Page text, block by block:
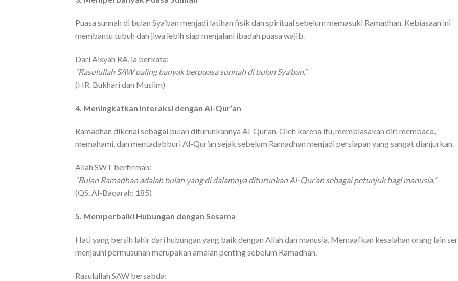
Puasa sunnah di bulan Sya’ban menjadi latihan fisik dan spiritual sebelum memasuki Ramadhan. Kebiasaan ini
membantu tubuh dan jiwa lebih siap menjalani ibadah puasa wajib.
Dari Aisyah RA, ia berkata:
“Rasulullah SAW paling banyak berpuasa sunnah di bulan Sya’ban.”
(HR. Bukhari dan Muslim)
4. Meningkatkan Interaksi dengan Al-Qur’an
Ramadhan dikenal sebagai bulan diturunkannya Al-Qur’an. Oleh karena itu, membiasakan diri membaca,
memahami, dan mentadabburi Al-Qur’an sejak sebelum Ramadhan menjadi persiapan yang sangat dianjurkan.
Allah SWT berfirman:
“Bulan Ramadhan adalah bulan yang di dalamnya diturunkan Al-Qur’an sebagai petunjuk bagi manusia.”
(QS. Al-Baqarah: 185)
5. Memperbaiki Hubungan dengan Sesama
Hati yang bersih lahir dari hubungan yang baik dengan Allah dan manusia. Memaafkan kesalahan orang lain
menjauhi permusuhan merupakan amalan penting sebelum Ramadhan.
Rasulullah SAW bersabda: